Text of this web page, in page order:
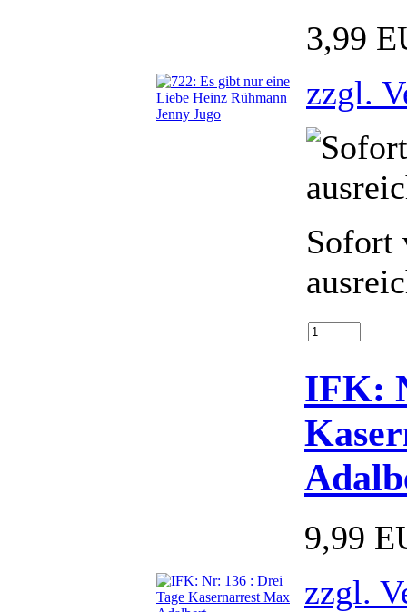
3,99
zzgl.
Sofort
IFK:
9,99
zzgl.